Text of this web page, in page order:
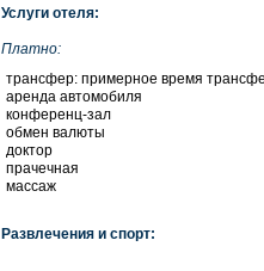
Услуги отеля:
Платно:
трансфер: примерное время
аренда автомобиля
конференц-зал
обмен валюты
доктор
прачечная
массаж
Развлечения и спорт: